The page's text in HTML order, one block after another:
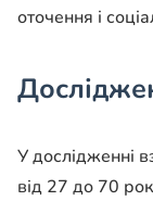
оточення і
У дослідженні
від 27 до 70